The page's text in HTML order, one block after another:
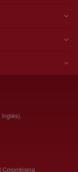
inglés).
Colombiana